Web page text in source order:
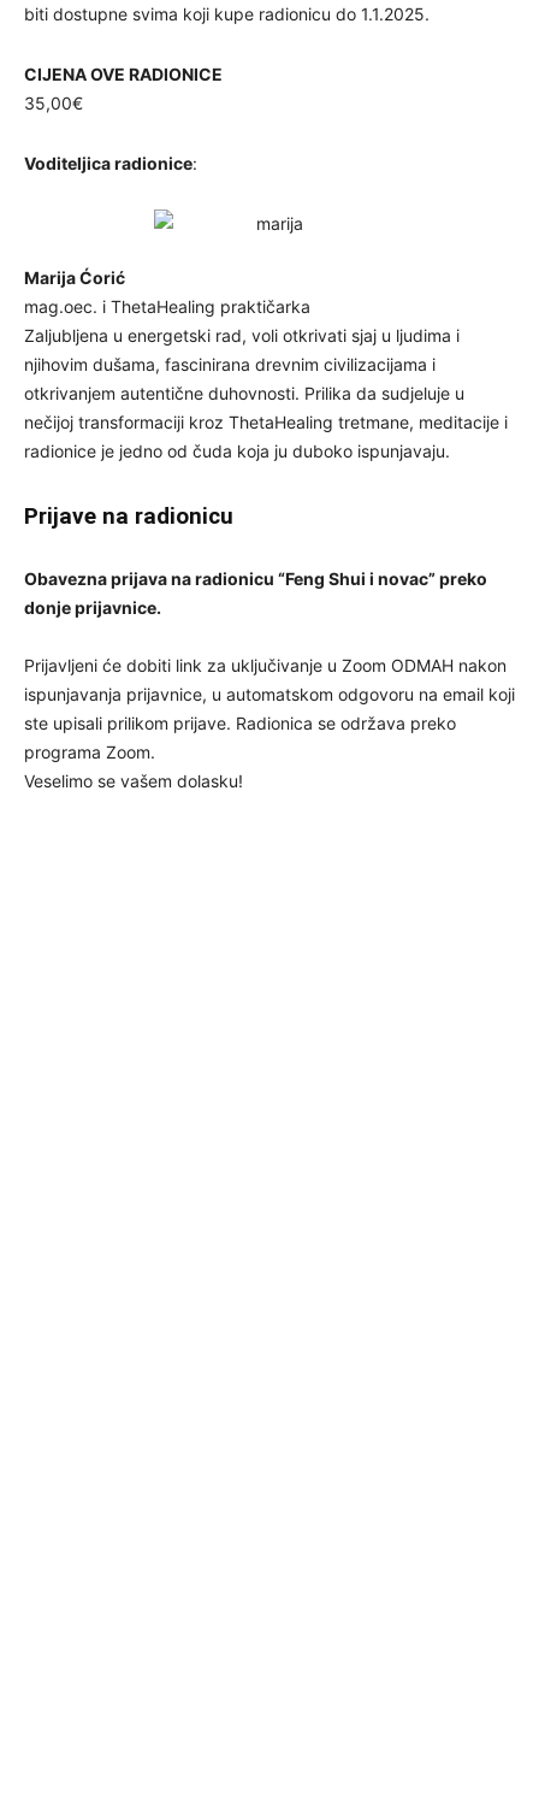
biti dostupne svima koji kupe radionicu do 1.1.2025.
CIJENA OVE RADIONICE
35,00€
Voditeljica radionice:
Marija Ćorić
mag.oec. i ThetaHealing praktičarka
Zaljubljena u energetski rad, voli otkrivati sjaj u ljudima i
njihovim dušama, fascinirana drevnim civilizacijama i
otkrivanjem autentične duhovnosti. Prilika da sudjeluje u
nečijoj transformaciji kroz ThetaHealing tretmane, meditacije i
radionice je jedno od čuda koja ju duboko ispunjavaju.
Prijave na radionicu
Obavezna prijava na radionicu “Feng Shui i novac” preko
donje prijavnice.
Prijavljeni će dobiti link za uključivanje u Zoom ODMAH nakon
ispunjavanja prijavnice, u automatskom odgovoru na email koji
ste upisali prilikom prijave. Radionica se održava preko
programa Zoom.
Veselimo se vašem dolasku!